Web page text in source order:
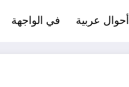
أحوال عربية في الواجهة